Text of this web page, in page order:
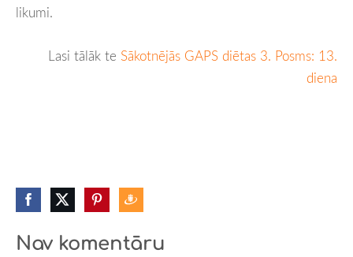
likumi.
Lasi tālāk te Sākotnējās GAPS diētas 3. Posms: 13.
diena
Nav komentāru